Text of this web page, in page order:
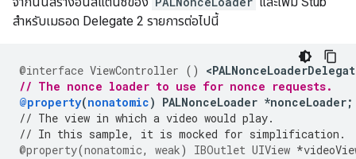
สำหรับเมธอด Delegate 2 รายการต่อไปนี้
@interface ViewController () <
// The nonce loader to use for nonce requests.
@property(nonatomic) PALNonceLoader *nonceLoader;
// The view in which a video would play.
// In this sample, it is mocked for simplification.
@property(nonatomic, weak) IBOutlet UIView *